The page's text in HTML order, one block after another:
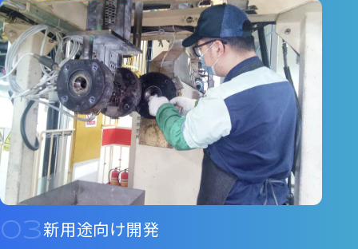
新用途向け開発